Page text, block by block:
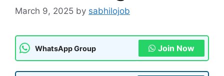
March 9, 2025 by sabhilojob
WhatsApp Group Join Now